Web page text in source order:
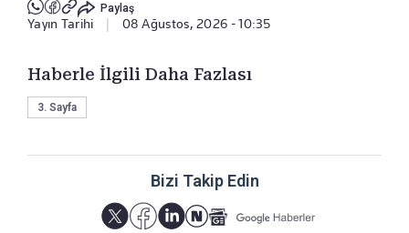
Paylaş
Yayın Tarihi 08 Ağustos, 2026 - 10:35
Haberle İlgili Daha Fazlası
3. Sayfa
Bizi Takip Edin